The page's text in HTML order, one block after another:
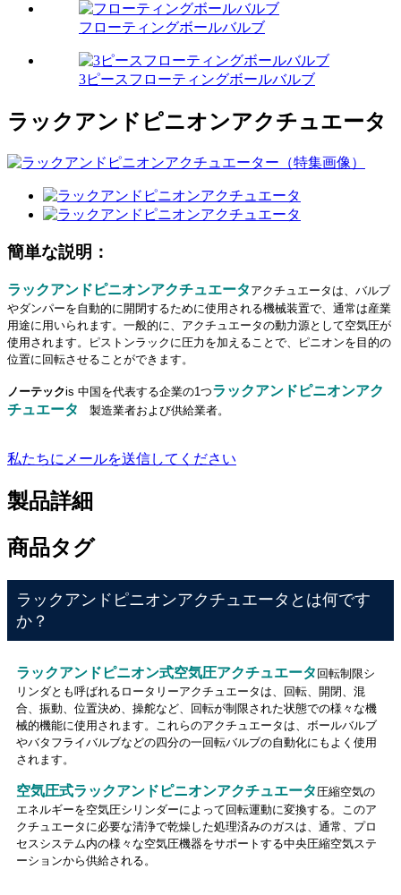
フローティングボールバルブ
3ピースフローティングボールバルブ
ラックアンドピニオンアクチュエータ
簡単な説明：
ラックアンドピニオンアクチュエータ アクチュエータは、バルブ
やダンパーを自動的に開閉するために使用される機械装置で、通常は産業
用途に用いられます。一般的に、アクチュエータの動力源として空気圧が
使用されます。ピストンラックに圧力を加えることで、ピニオンを目的の
位置に回転させることができます。
ノーテックis 中国を代表する企業の1つラックアンドピニオンアク
チュエータ
製造業者および供給業者。
私たちにメールを送信してください
製品詳細
商品タグ
ラックアンドピニオンアクチュエータとは何です
か？
ラックアンドピニオン式空気圧アクチュエータ 回転制限シ
リンダとも呼ばれるロータリーアクチュエータは、回転、開閉、混
合、振動、位置決め、操舵など、回転が制限された状態での様々な機
械的機能に使用されます。これらのアクチュエータは、ボールバルブ
やバタフライバルブなどの四分の一回転バルブの自動化にもよく使用
されます。
空気圧式ラックアンドピニオンアクチュエータ 圧縮空気の
エネルギーを空気圧シリンダーによって回転運動に変換する。このア
クチュエータに必要な清浄で乾燥した処理済みのガスは、通常、プロ
セスシステム内の様々な空気圧機器をサポートする中央圧縮空気ステ
ーションから供給される。